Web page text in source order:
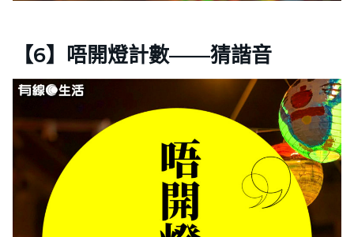
【6】唔開燈計數——猜諧音